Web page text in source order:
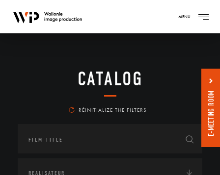
MENU
CATALOG
RÉINITIALIZE THE FILTERS E-MEETING ROOM